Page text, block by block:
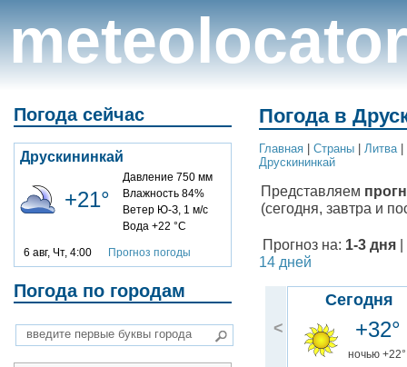
meteolocator
Погода сейчас
Друскининкай
+21°
Давление 750 мм
Влажность 84%
Ветер Ю-З, 1 м/с
Вода +22 °C
6 авг, Чт, 4:00 Прогноз погоды
Погода по городам
Погода в
Главная Cтраны Литва|
Друскининкай
Представляем
(сегодня, завтра и
Прогноз на: 1-3 дня
14 дней
<
Сегодня
+32°
ночью +22°